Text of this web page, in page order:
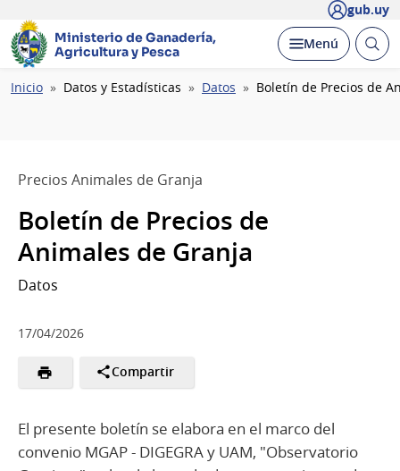
gub.uy
Ministerio de Ganadería,
Agricultura y Pesca
Desplegar
Menú Abrir
Ruta
Inicio Datos y Estadísticas Datos Boletín de Precios de
Precios Animales de Granja
Boletín de Precios de
Animales de Granja
Datos
17/04/2026
Compartir
El presente boletín se elabora en el marco del
convenio MGAP - DIGEGRA y UAM, "Observatorio